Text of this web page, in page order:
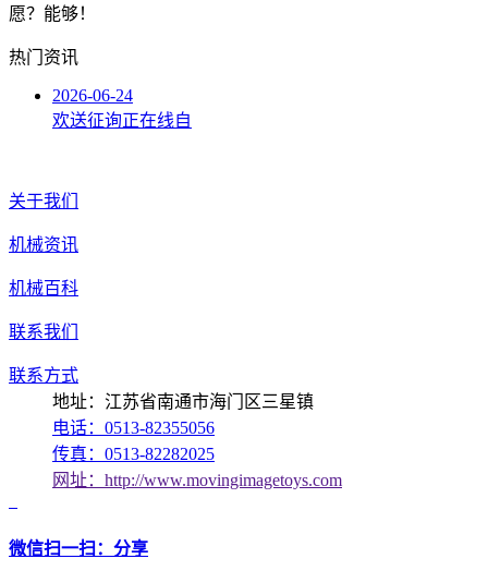
愿？能够！
热门资讯
2026-06-24
欢送征询正在线自
关于我们
机械资讯
机械百科
联系我们
联系方式
地址：江苏省南通市海门区三星镇
电话：0513-82355056
传真：0513-82282025
网址：http://www.movingimagetoys.com
微信扫一扫：分享